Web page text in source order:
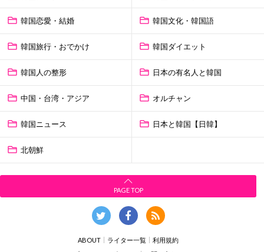
韓国恋愛・結婚 韓国文化・韓国語
韓国旅行・おでかけ 韓国ダイエット
韓国人の整形 日本の有名人と韓国
中国・台湾・アジア オルチャン
韓国ニュース 日本と韓国【日韓】
北朝鮮
PAGE TOP
ABOUT ライター一覧
利用規約